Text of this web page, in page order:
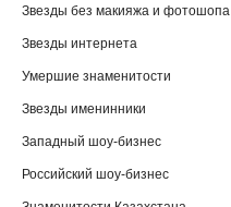
Звезды без макияжа и фотошопа
Звезды интернета
Умершие знаменитости
Звезды именинники
Западный шоу-бизнес
Российский шоу-бизнес